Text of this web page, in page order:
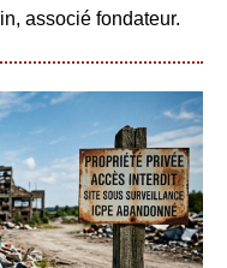
associé fondateur.